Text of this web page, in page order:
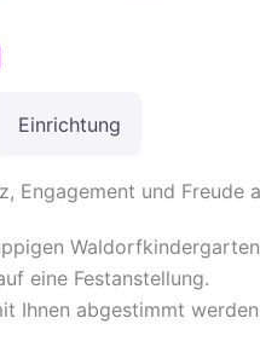
Einrichtung
Engagement und Freude
eine Festanstellung.
Ihnen abgestimmt